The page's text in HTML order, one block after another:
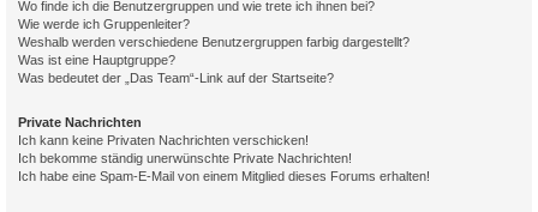
Wo finde ich die Benutzergruppen und wie trete ich ihnen bei?
Wie werde ich Gruppenleiter?
Weshalb werden verschiedene Benutzergruppen farbig dargestellt?
Was ist eine Hauptgruppe?
Was bedeutet der „Das Team“-Link auf der Startseite?
Private Nachrichten
Ich kann keine Privaten Nachrichten verschicken!
Ich bekomme ständig unerwünschte Private Nachrichten!
Ich habe eine Spam-E-Mail von einem Mitglied dieses Forums erhalten!